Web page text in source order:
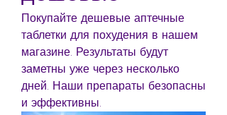
Покупайте дешевые аптечные
таблетки для похудения в нашем
магазине. Результаты будут
заметны уже через несколько
дней. Наши препараты безопасны
и эффективны.